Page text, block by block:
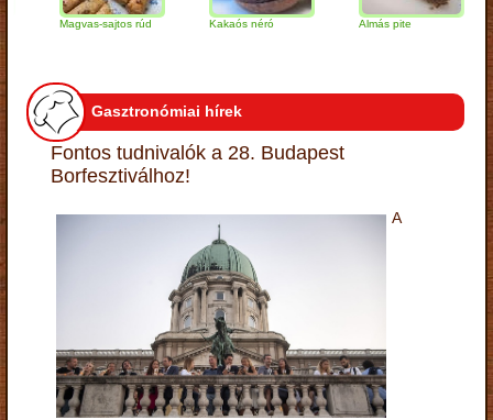
Magvas-sajtos rúd Kakaós néró Almás pite
Gasztronómiai hírek
Fontos tudnivalók a 28. Budapest
Borfesztiválhoz!
A